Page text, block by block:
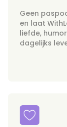
Geen
en laat
liefde,
dagelijks